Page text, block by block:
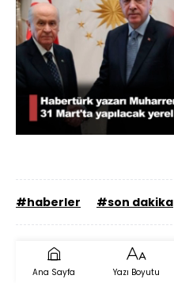
Sesi
Aç
Yüklendi
71.76%
#haberler #son dakika
Ana Sayfa Yazı Boyutu